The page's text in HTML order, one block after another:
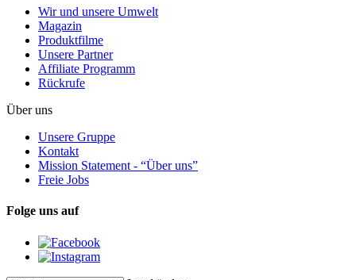
Wir und unsere Umwelt
Magazin
Produktfilme
Unsere Partner
Affiliate Programm
Rückrufe
Über uns
Unsere Gruppe
Kontakt
Mission Statement - “Über uns”
Freie Jobs
Folge uns auf